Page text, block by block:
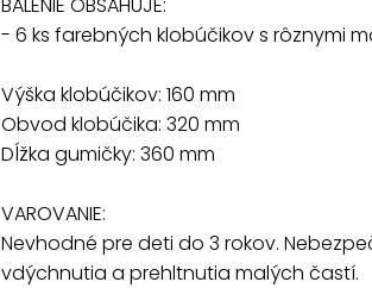
- 6 ks farebných klobúčikov s rôznymi
Výška klobúčikov: 160 mm
Obvod klobúčika: 320 mm
Dĺžka gumičky: 360 mm
VAROVANIE:
Nevhodné pre deti do 3 rokov.
vdýchnutia a prehltnutia malých častí.